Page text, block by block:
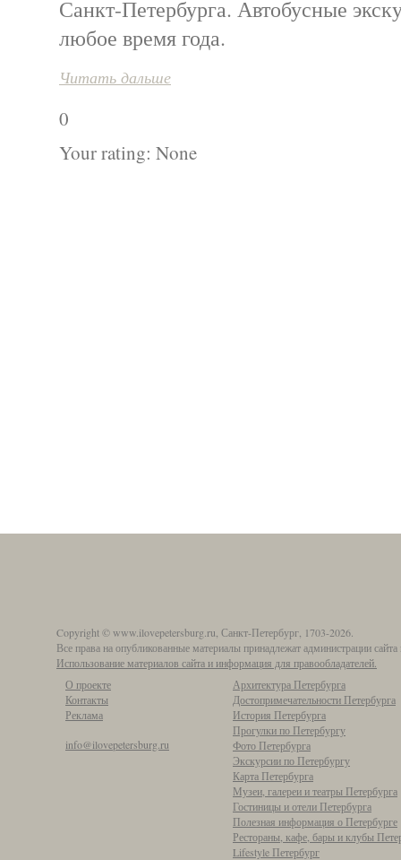
Санкт-Петербурга. Автобусные
любое время года.
Читать дальше
0
Your rating: None
Copyright © www.ilovepetersburg.ru, Санкт-Петербург, 1703-2026.
Все права на опубликованные материалы принадлежат администрации
Использование материалов сайта и информация для правообладателей.
О проекте
Контакты
Реклама
info@ilovepetersburg.ru
Архитектура Петербурга
Достопримечательности Петербурга
История Петербурга
Прогулки по Петербургу
Фото Петербурга
Экскурсии по Петербургу
Карта Петербурга
Музеи, галереи и театры Петербурга
Гостиницы и отели Петербурга
Полезная информация о Петербурге
Рестораны, кафе, бары и клубы
Lifestyle Петербург